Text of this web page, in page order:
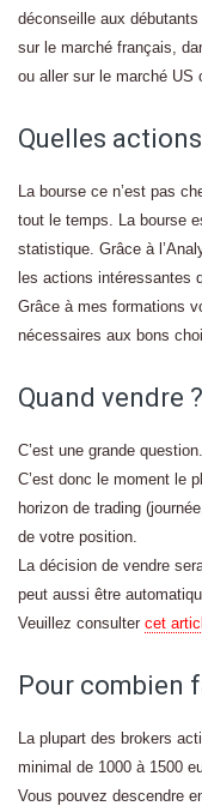
déconseille aux
sur le marché français,
ou aller sur le marché US
Quelles
La bourse ce n’est pas
tout le temps. La bourse
statistique. Grâce à
les actions intéressantes
Grâce à mes formations
nécessaires aux bons
Quand vendre ?
C’est une grande
C’est donc le moment le
horizon de trading
de votre position.
La décision de vendre
peut aussi être
Veuillez consulter cet
Pour combien
La plupart des brokers
minimal de 1000 à 1500
Vous pouvez descendre